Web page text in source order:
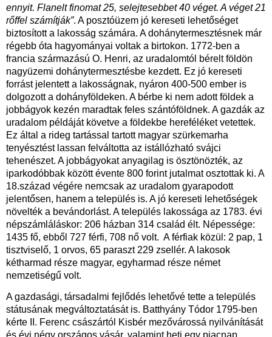
ennyit. Flanelt finomat 25, selejtesebbet 40 véget. A véget 21
rőffel számítják”. A posztóüzem jó kereseti lehetőséget
biztosított a lakosság számára. A dohánytermesztésnek már
régebb óta hagyományai voltak a birtokon. 1772-ben a
francia származású O. Henri, az uradalomtól bérelt földön
nagyüzemi dohánytermesztésbe kezdett. Ez jó kereseti
forrást jelentett a lakosságnak, nyáron 400-500 ember is
dolgozott a dohányföldeken. A bérbe ki nem adott földek a
jobbágyok kezén maradtak feles szántóföldnek. A gazdák az
uradalom példáját követve a földekbe hereféléket vetettek.
Ez által a rideg tartással tartott magyar szürkemarha
tenyésztést lassan felváltotta az istállózható svájci
tehenészet. A jobbágyokat anyagilag is ösztönözték, az
iparkodóbbak között évente 800 forint jutalmat osztottak ki. A
18.század végére nemcsak az uradalom gyarapodott
jelentősen, hanem a település is. A jó kereseti lehetőségek
növelték a bevándorlást. A település lakossága az 1783. évi
népszámláláskor: 206 házban 314 család élt. Népessége:
1435 fő, ebből 727 férfi, 708 nő volt. A férfiak közül: 2 pap, 1
tisztviselő, 1 orvos, 65 paraszt 229 zsellér. A lakosok
kétharmad része magyar, egyharmad része német
nemzetiségű volt.
A gazdasági, társadalmi fejlődés lehetővé tette a település
státusának megváltoztatását is. Batthyány Tódor 1795-ben
kérte II. Ferenc császártól Kisbér mezővárossá nyilvánítását
és évi négy országos vásár, valamint heti egy piacnap